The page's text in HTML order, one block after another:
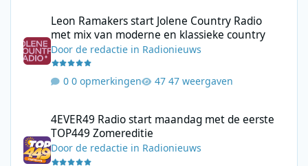
Leon Ramakers start Jolene Country Radio
met mix van moderne en klassieke country
Doorde redactie in Radionieuws
0 opmerkingen 47 weergaven
4EVER49 Radio start maandag met de eerste
TOP449 Zomereditie
Doorde redactie in Radionieuws